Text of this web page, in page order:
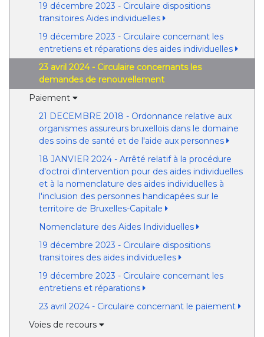
19 décembre 2023 - Circulaire dispositions
transitoires Aides individuelles
19 décembre 2023 - Circulaire concernant les
entretiens et réparations des aides individuelles
23 avril 2024 - Circulaire concernants les
demandes de renouvellement
Paiement
21 DECEMBRE 2018 - Ordonnance relative aux
organismes assureurs bruxellois dans le domaine
des soins de santé et de l'aide aux personnes
18 JANVIER 2024 - Arrêté relatif à la procédure
d'octroi d'intervention pour des aides individuelles
et à la nomenclature des aides individuelles à
l'inclusion des personnes handicapées sur le
territoire de Bruxelles-Capitale
Nomenclature des Aides Individuelles
19 décembre 2023 - Circulaire dispositions
transitoires des aides individuelles
19 décembre 2023 - Circulaire concernant les
entretiens et réparations
23 avril 2024 - Circulaire concernant le paiement
Voies de recours